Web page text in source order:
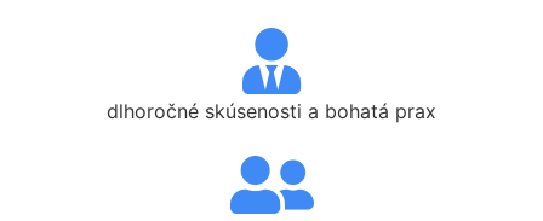
dlhoročné skúsenosti a bohatá prax